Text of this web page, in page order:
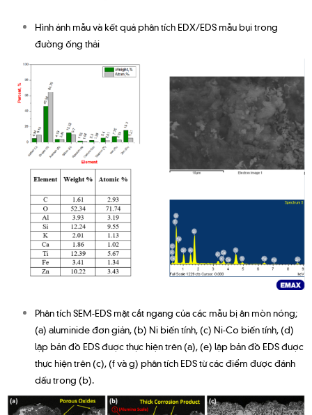
Hình ảnh mẫu và kết quả phân tích EDX/EDS mẫu bụi trong
đường ống thải
Phân tích SEM-EDS mặt cắt ngang của các mẫu bị ăn mòn nóng;
(a) aluminide đơn giản, (b) Ni biến tính, (c) Ni-Co biến tính, (d)
lập bản đồ EDS được thực hiện trên (a), (e) lập bản đồ EDS được
thực hiện trên (c), (f và g) phân tích EDS từ các điểm được đánh
dấu trong (b).